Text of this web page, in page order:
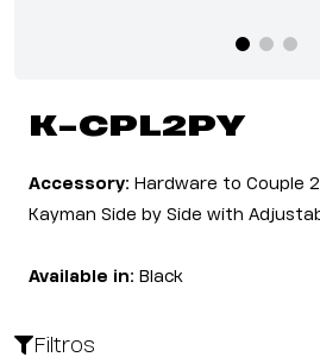
K-CPL2PY
Accessory: Hardware to Couple
Kayman Side by Side with
Available in: Black
Filtros